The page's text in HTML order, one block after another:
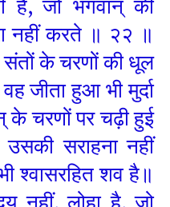
हैं, जो भगवान् की
नहीं करते ॥ २२ ॥
संतों के चरणों की धूल
जीता हुआ भी मुर्दा
के चरणों पर चढ़ी हुई
सराहना नहीं
श्वासरहित शव है॥